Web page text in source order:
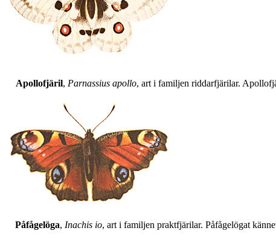
Apollofjäril, Parnassius apollo, art i familjen riddarfjärilar.
Påfågelöga, Inachis io, art i familjen praktfjärilar. Påfågelögat